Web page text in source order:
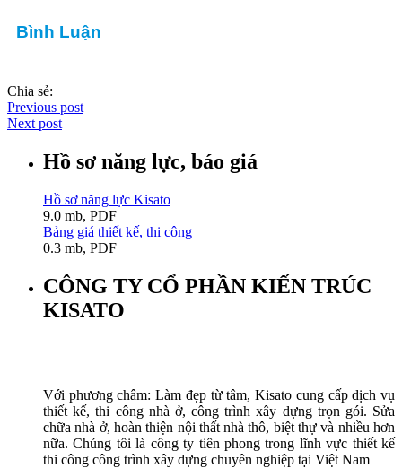
Bình Luận
Chia sẻ:
Previous post
Next post
Hồ sơ năng lực, báo giá
Hồ sơ năng lực Kisato
9.0 mb, PDF
Bảng giá thiết kế, thi công
0.3 mb, PDF
CÔNG TY CỔ PHẦN KIẾN TRÚC
KISATO
Với phương châm: Làm đẹp từ tâm, Kisato cung cấp dịch vụ
thiết kế, thi công nhà ở, công trình xây dựng trọn gói. Sửa
chữa nhà ở, hoàn thiện nội thất nhà thô, biệt thự và nhiều hơn
nữa. Chúng tôi là công ty tiên phong trong lĩnh vực thiết kế
thi công công trình xây dựng chuyên nghiệp tại Việt Nam